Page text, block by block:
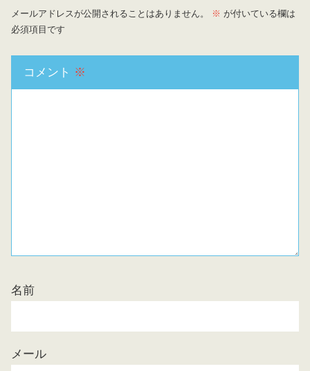
メールアドレスが公開されることはありません。 ※ が付いている欄は
必須項目です
コメント ※
名前
メール